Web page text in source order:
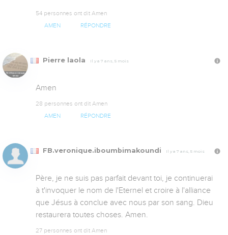
54 personnes ont dit Amen
AMEN RÉPONDRE
Pierre laola Il y a 7 ans, 5 mois
Amen
28 personnes ont dit Amen
AMEN RÉPONDRE
FB.veronique.iboumbimakoundi Il y a 7 ans, 5 mois
Père, je ne suis pas parfait devant toi, je continuerai
à t'invoquer le nom de l'Eternel et croire à l'alliance
que Jésus à conclue avec nous par son sang. Dieu
restaurera toutes choses. Amen.
27 personnes ont dit Amen